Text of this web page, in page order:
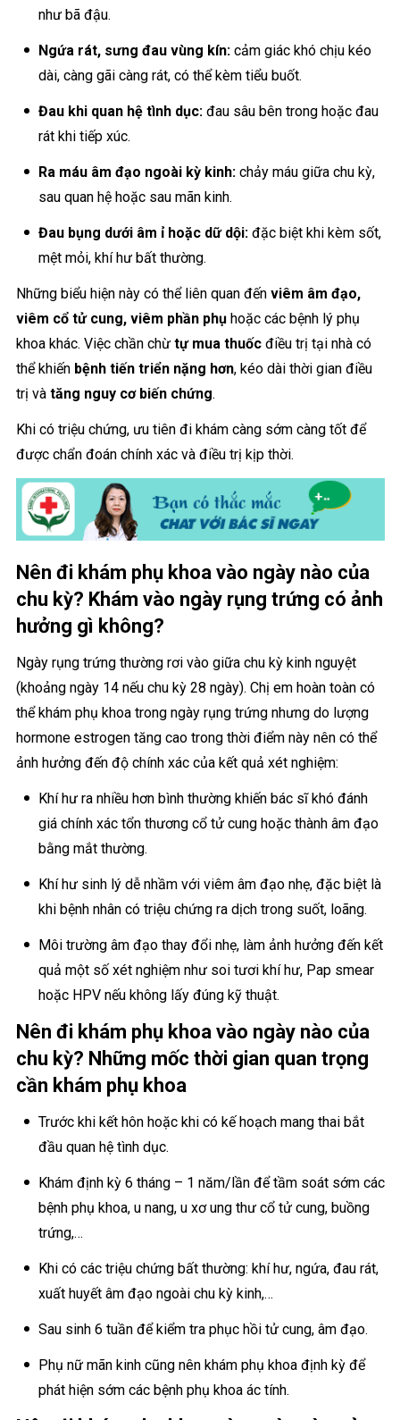
như bã đậu.
Ngứa rát, sưng đau vùng kín:cảm giác khó chịu kéo
dài, càng gãi càng rát, có thể kèm tiểu buốt.
Đau khi quan hệ tình dục:đau sâu bên trong hoặc đau
rát khi tiếp xúc.
Ra máu âm đạo ngoài kỳ kinh:chảy máu giữa chu kỳ,
sau quan hệ hoặc sau mãn kinh.
Đau bụng dưới âm ỉ hoặc dữ dội:đặc biệt khi kèm sốt,
mệt mỏi, khí hư bất thường.
Những biểu hiện này có thể liên quan đến viêm âm đạo,
viêm cổ tử cung, viêm phần phụhoặc các bệnh lý phụ
khoa khác. Việc chần chừ tự mua thuốcđiều trị tại nhà có
thể khiến bệnh tiến triển nặng hơn, kéo dài thời gian điều
trị vàtăng nguy cơ biến chứng.
Khi có triệu chứng, ưu tiên đi khám càng sớm càng tốt để
được chẩn đoán chính xác và điều trị kịp thời.
Nên đi khám phụ khoa vào ngày nào của
chu kỳ? Khám vào ngày rụng trứng có ảnh
hưởng gì không?
Ngày rụng trứng thường rơi vào giữa chu kỳ kinh nguyệt
(khoảng ngày 14 nếu chu kỳ 28 ngày). Chị em hoàn toàn có
thể khám phụ khoa trong ngày rụng trứng nhưng do lượng
hormone estrogen tăng cao trong thời điểm này nên có thể
ảnh hưởng đến độ chính xác của kết quả xét nghiệm:
Khí hư ra nhiều hơn bình thường khiến bác sĩ khó đánh
giá chính xác tổn thương cổ tử cung hoặc thành âm đạo
bằng mắt thường.
Khí hư sinh lý dễ nhầm với viêm âm đạo nhẹ, đặc biệt là
khi bệnh nhân có triệu chứng ra dịch trong suốt, loãng.
Môi trường âm đạo thay đổi nhẹ, làm ảnh hưởng đến kết
quả một số xét nghiệm như soi tươi khí hư, Pap smear
hoặc HPV nếu không lấy đúng kỹ thuật.
Nên đi khám phụ khoa vào ngày nào của
chu kỳ? Những mốc thời gian quan trọng
cần khám phụ khoa
Trước khi kết hôn hoặc khi có kế hoạch mang thai bắt
đầu quan hệ tình dục.
Khám định kỳ 6 tháng – 1 năm/lần để tầm soát sớm các
bệnh phụ khoa, u nang, u xơ ung thư cổ tử cung, buồng
trứng,…
Khi có các triệu chứng bất thường: khí hư, ngứa, đau rát,
xuất huyết âm đạo ngoài chu kỳ kinh,…
Sau sinh 6 tuần để kiểm tra phục hồi tử cung, âm đạo.
Phụ nữ mãn kinh cũng nên khám phụ khoa định kỳ để
phát hiện sớm các bệnh phụ khoa ác tính.